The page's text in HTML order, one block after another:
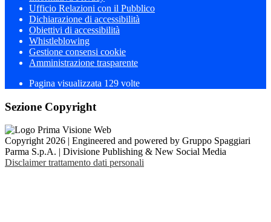
Ufficio Relazioni con il Pubblico
Dichiarazione di accessibilità
Obiettivi di accessibilità
Whistleblowing
Gestione consensi cookie
Amministrazione trasparente
Pagina visualizzata 129 volte
Sezione Copyright
Copyright 2026 | Engineered and powered by Gruppo Spaggiari
Parma S.p.A. | Divisione Publishing & New Social Media
Disclaimer trattamento dati personali